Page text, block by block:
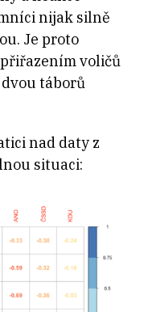
nijak silně
Je proto
voličů
táborů
nad daty z
situaci: